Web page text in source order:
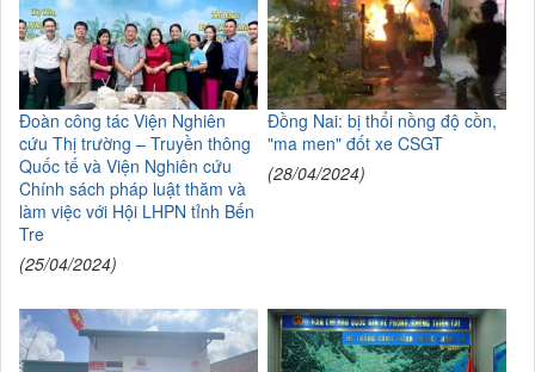
Đoàn công tác Viện Nghiên
cứu Thị trường – Truyền thông
Quốc tế và Viện Nghiên cứu
Chính sách pháp luật thăm và
làm việc với Hội LHPN tỉnh Bến
Tre
(25/04/2024)
Đồng Nai: bị thổi nồng độ cồn,
"ma men" đốt xe CSGT
(28/04/2024)